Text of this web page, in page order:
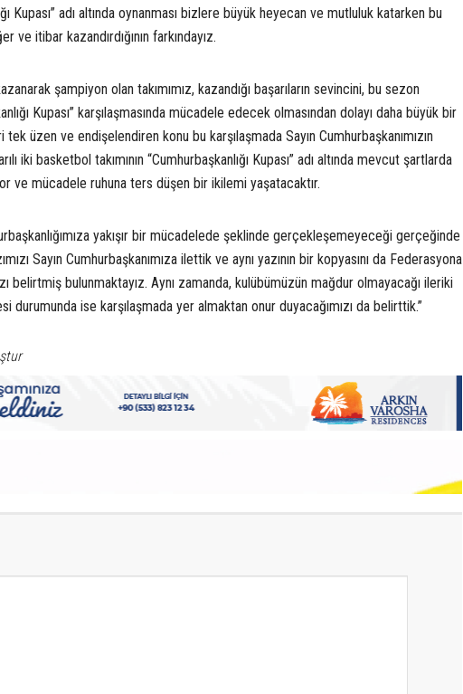
Kupası” adı altında oynanması bizlere büyük heyecan ve mutluluk katarken bu
itibar kazandırdığının farkındayız.
şampiyon olan takımımız, kazandığı başarıların sevincini, bu sezon
Kupası” karşılaşmasında mücadele edecek olmasından dolayı daha büyük bir
üzen ve endişelendiren konu bu karşılaşmada Sayın Cumhurbaşkanımızın
iki basketbol takımının “Cumhurbaşkanlığı Kupası” adı altında mevcut şartlarda
ve mücadele ruhuna ters düşen bir ikilemi yaşatacaktır.
yakışır bir mücadelede şeklinde gerçekleşemeyeceği gerçeğinde
Sayın Cumhurbaşkanımıza ilettik ve aynı yazının bir kopyasını da Federasyona
belirtmiş bulunmaktayız. Aynı zamanda, kulübümüzün mağdur olmayacağı ileriki
durumunda ise karşılaşmada yer almaktan onur duyacağımızı da belirttik.”